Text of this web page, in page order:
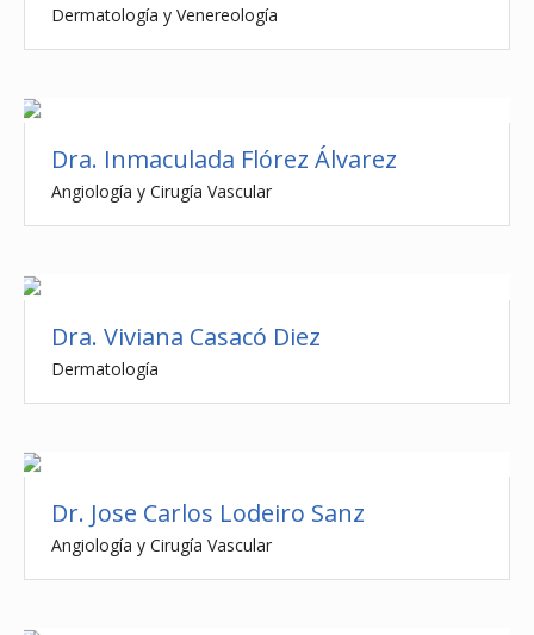
Dermatología y Venereología
Dra. Inmaculada Flórez Álvarez
Angiología y Cirugía Vascular
Dra. Viviana Casacó Diez
Dermatología
Dr. Jose Carlos Lodeiro Sanz
Angiología y Cirugía Vascular